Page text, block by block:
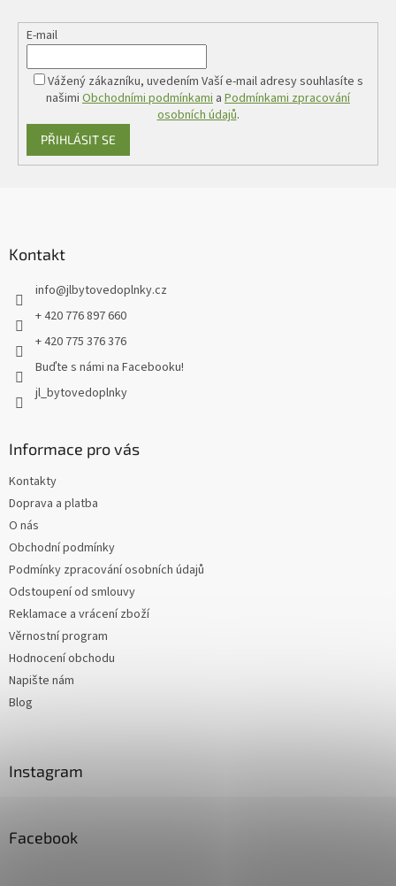
E-mail
Vážený zákazníku, uvedením Vaší e-mail adresy souhlasíte s
našimi Obchodními podmínkami a Podmínkami zpracování
osobních údajů.
PŘIHLÁSIT SE
Kontakt
info@jlbytovedoplnky.cz
+ 420 776 897 660
+ 420 775 376 376
Buďte s námi na Facebooku!
jl_bytovedoplnky
Informace pro vás
Kontakty
Doprava a platba
O nás
Obchodní podmínky
Podmínky zpracování osobních údajů
Odstoupení od smlouvy
Reklamace a vrácení zboží
Věrnostní program
Hodnocení obchodu
Napište nám
Blog
Instagram
Facebook